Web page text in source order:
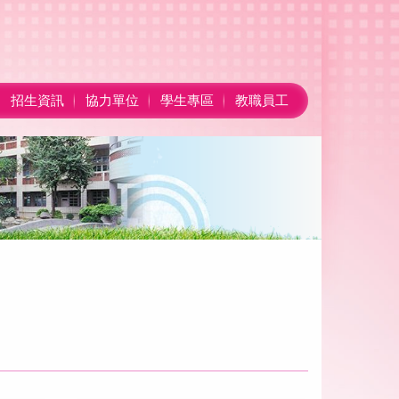
招生資訊 協力單位 學生專區 教職員工